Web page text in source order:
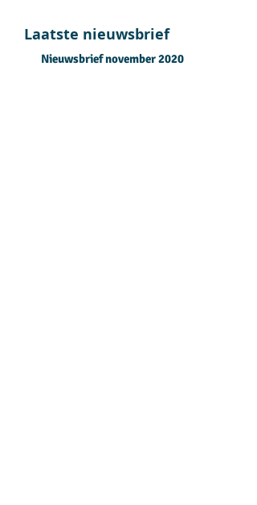
Laatste nieuwsbrief
Nieuwsbrief november 2020